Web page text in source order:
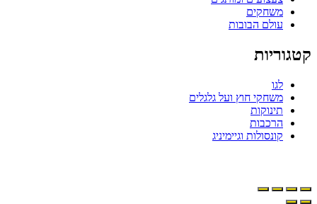
משחקים
עולם הבובות
לגו
משחקי חוץ ועל גלגלים
תינוקות
הרכבות
קונסולות וגיימיניג